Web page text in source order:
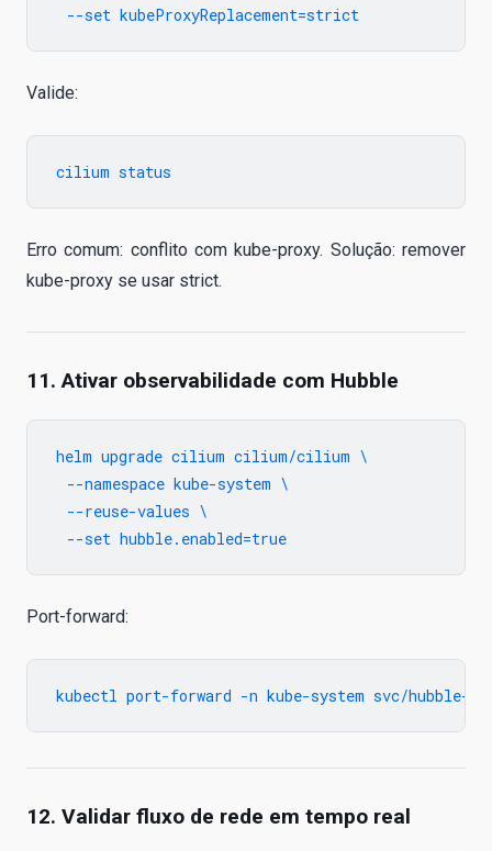
Valide:
Erro comum: conflito com kube-proxy. Solução: remover
kube-proxy se usar strict.
11. Ativar observabilidade com Hubble
helm upgrade cilium cilium/cilium \
  --namespace kube-system \
  --reuse-values \
Port-forward:
12. Validar fluxo de rede em tempo real